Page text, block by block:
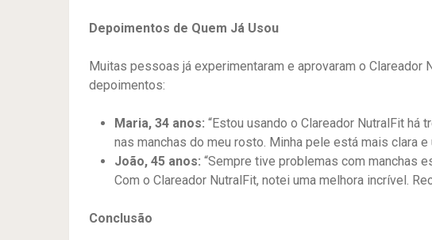
Depoimentos de Quem Já Usou
Muitas pessoas já experimentaram e aprovaram o Clareador
depoimentos:
Maria, 34 anos: “Estou usando o Clareador NutralFit há
nas manchas do meu rosto. Minha pele está mais clara e
João, 45 anos: “Sempre tive problemas com manchas
Com o Clareador NutralFit, notei uma melhora incrível.
Conclusão